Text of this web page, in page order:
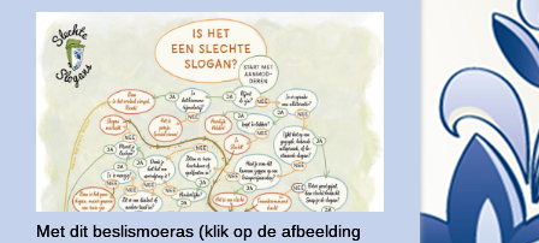
Met dit beslismoeras (klik op de afbeelding